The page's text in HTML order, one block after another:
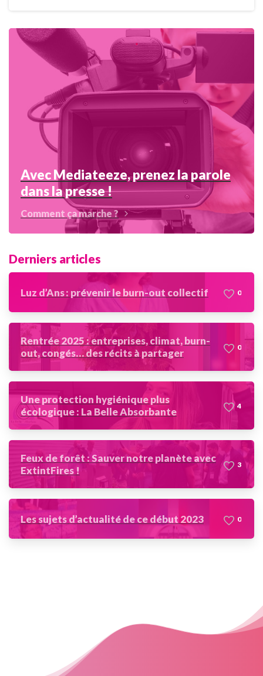
Avec Mediateeze, prenez la parole
dans la presse !
Comment ça marche ?
Derniers articles
Luz d’Ans : prévenir le burn-out collectif 0
Rentrée 2025 : entreprises, climat, burn-
out, congés… des récits à partager
0
Une protection hygiénique plus
écologique : La Belle Absorbante
4
Feux de forêt : Sauver notre planète avec
ExtintFires !
3
Les sujets d’actualité de ce début 2023 0